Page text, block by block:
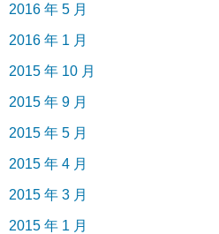
2016 年 5 月
2016 年 1 月
2015 年 10 月
2015 年 9 月
2015 年 5 月
2015 年 4 月
2015 年 3 月
2015 年 1 月